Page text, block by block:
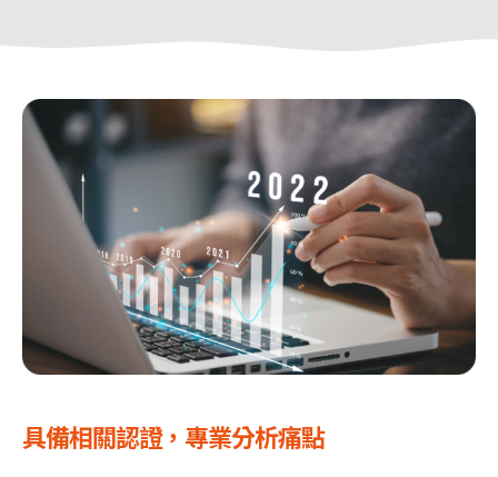
具備相關認證，專業分析痛點